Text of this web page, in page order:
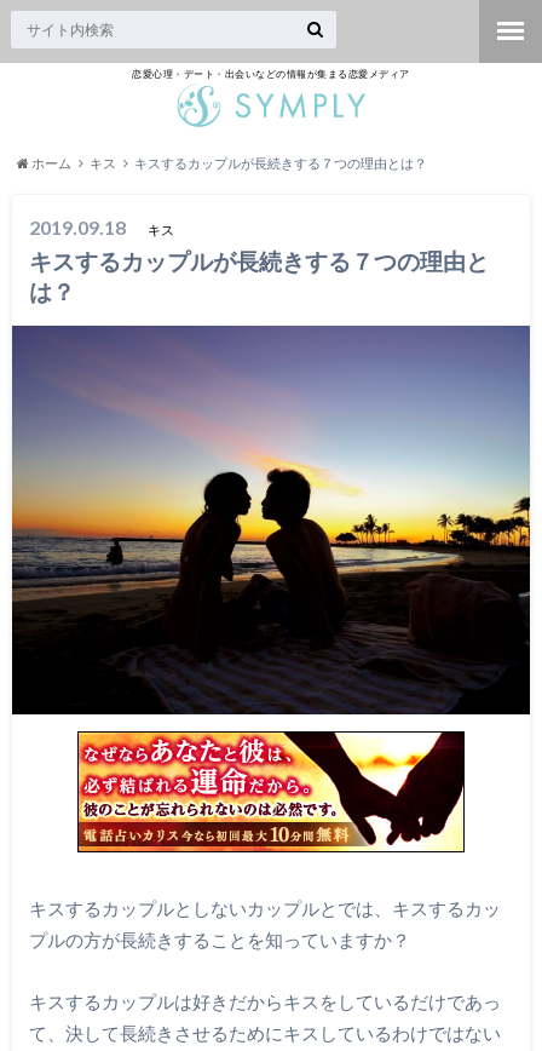
恋愛心理・デート・出会いなどの情報が集まる恋愛メディア
ホーム キス キスするカップルが長続きする７つの理由とは？
2019.09.18 キス
キスするカップルが長続きする７つの理由と
は？
キスするカップルとしないカップルとでは、キスするカッ
プルの方が長続きすることを知っていますか？
キスするカップルは好きだからキスをしているだけであっ
て、決して長続きさせるためにキスしているわけではない